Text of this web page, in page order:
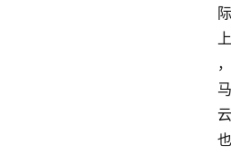
际
上
，
马
云
也